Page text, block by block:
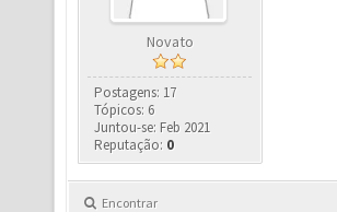
Novato
Postagens: 17
Tópicos: 6
Juntou-se: Feb 2021
Reputação: 0
Encontrar